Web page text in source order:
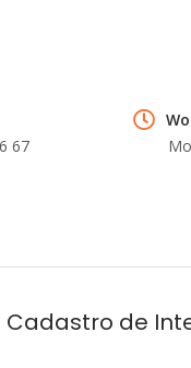
67
Cadastro de